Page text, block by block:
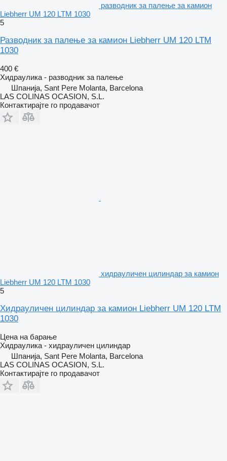
разводник за палење за камион
Liebherr UM 120 LTM 1030
5
Разводник за палење за камион Liebherr UM 120 LTM
1030
400 €
Хидраулика - разводник за палење
Шпанија, Sant Pere Molanta, Barcelona
LAS COLINAS OCASION, S.L.
Контактирајте го продавачот
хидрауличен цилиндар за камион
Liebherr UM 120 LTM 1030
5
Хидрауличен цилиндар за камион Liebherr UM 120 LTM
1030
Цена на барање
Хидраулика - хидрауличен цилиндар
Шпанија, Sant Pere Molanta, Barcelona
LAS COLINAS OCASION, S.L.
Контактирајте го продавачот